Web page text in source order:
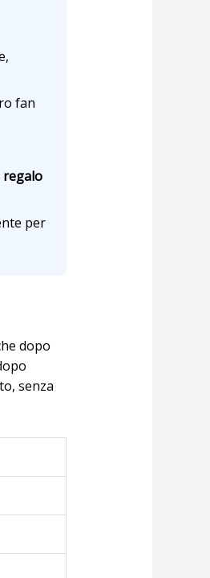
fan
regalo
per
dopo
senza